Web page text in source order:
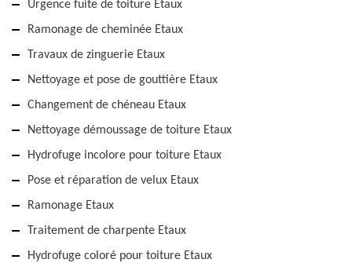
Urgence fuite de toiture Etaux
Ramonage de cheminée Etaux
Travaux de zinguerie Etaux
Nettoyage et pose de gouttière Etaux
Changement de chéneau Etaux
Nettoyage démoussage de toiture Etaux
Hydrofuge incolore pour toiture Etaux
Pose et réparation de velux Etaux
Ramonage Etaux
Traitement de charpente Etaux
Hydrofuge coloré pour toiture Etaux